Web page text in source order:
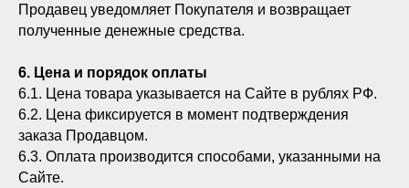
Продавец уведомляет Покупателя и возвращает
полученные денежные средства.
6. Цена и порядок оплаты
6.1. Цена товара указывается на Сайте в рублях РФ.
6.2. Цена фиксируется в момент подтверждения
заказа Продавцом.
6.3. Оплата производится способами, указанными на
Сайте.